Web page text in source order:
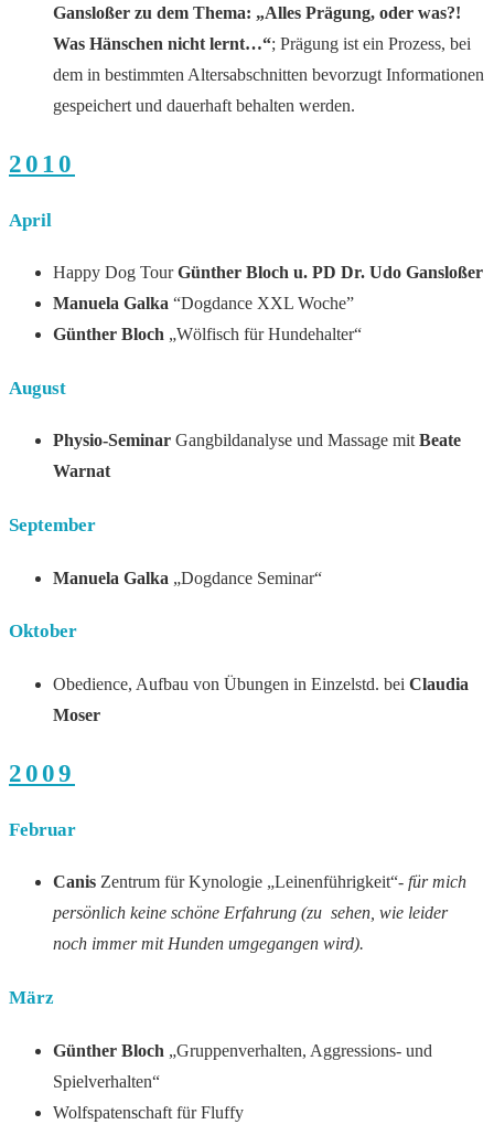
Gansloßer zu dem Thema: „Alles Prägung, oder was?!
Was Hänschen nicht lernt…“; Prägung ist ein Prozess, bei
dem in bestimmten Altersabschnitten bevorzugt Informationen
gespeichert und dauerhaft behalten werden.
2010
April
Happy Dog TourGünther Bloch u. PD Dr. Udo Gansloßer
Manuela Galka “Dogdance XXL Woche”
Günther Bloch „Wölfisch für Hundehalter“
August
Physio-Seminar Gangbildanalyse und Massage mit Beate
Warnat
September
Manuela Galka „Dogdance Seminar“
Oktober
Obedience, Aufbau von Übungen in Einzelstd. bei Claudia
Moser
2009
Februar
Canis Zentrum für Kynologie „Leinenführigkeit“- für mich
persönlich keine schöne Erfahrung (zu sehen, wie leider
noch immer mit Hunden umgegangen wird).
März
Günther Bloch „Gruppenverhalten, Aggressions- und
Spielverhalten“
Wolfspatenschaft für Fluffy